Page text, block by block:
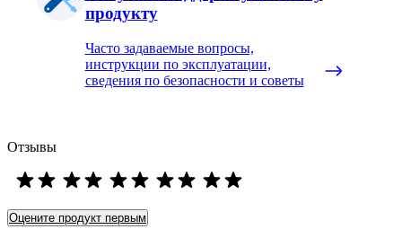
продукту
Часто задаваемые вопросы,
инструкции по эксплуатации,
сведения по безопасности и советы
Отзывы
Оцените продукт первым